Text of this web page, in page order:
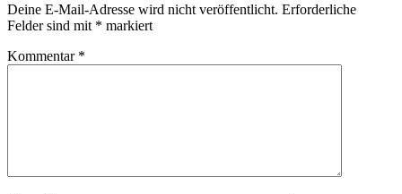
Deine E-Mail-Adresse wird nicht veröffentlicht. Erforderliche
Felder sind mit * markiert
Kommentar *